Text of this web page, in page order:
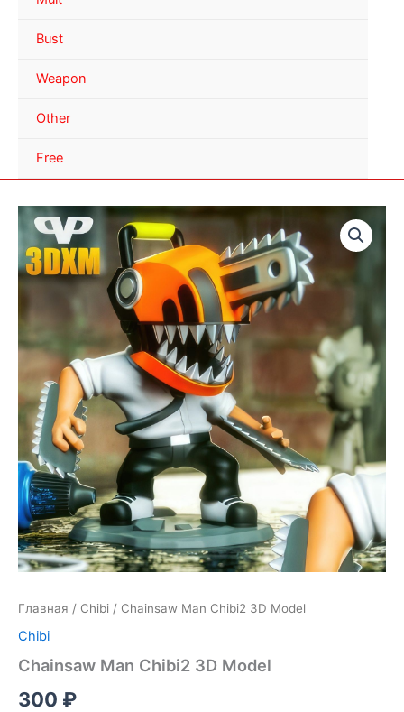
Bust
Weapon
Other
Free
Главная / Chibi / Chainsaw Man Chibi2 3D Model
Chibi
Chainsaw Man Chibi2 3D Model
300 ₽